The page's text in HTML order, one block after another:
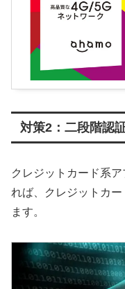
対策2：二段階認
クレジットカード系
れば、クレジットカ
ます。